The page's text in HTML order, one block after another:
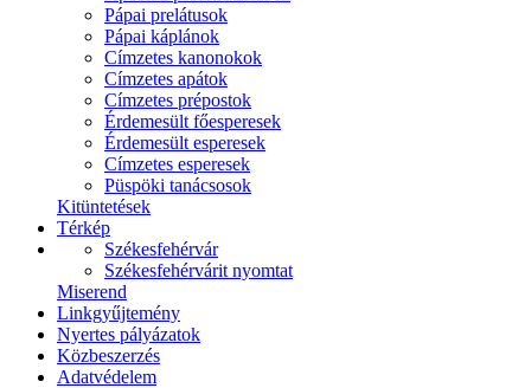
Pápai prelátusok
Pápai káplánok
Címzetes kanonokok
Címzetes apátok
Címzetes prépostok
Érdemesült főesperesek
Érdemesült esperesek
Címzetes esperesek
Püspöki tanácsosok
Kitüntetések
Térkép
Székesfehérvár
Székesfehérvárit nyomtat
Miserend
Linkgyűjtemény
Nyertes pályázatok
Közbeszerzés
Adatvédelem